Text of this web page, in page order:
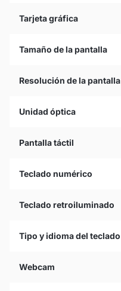
Tarjeta gráfica
Tamaño de la pantalla
Resolución de la pantalla
Unidad óptica
Pantalla táctil
Teclado numérico
Teclado retroiluminado
Tipo y idioma del teclado
Webcam